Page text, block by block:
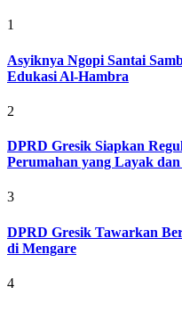
1
Asyiknya Ngopi Santai
Edukasi Al-Hambra
2
DPRD Gresik Siapkan
Perumahan yang Layak
3
DPRD Gresik Tawarkan
di Mengare
4